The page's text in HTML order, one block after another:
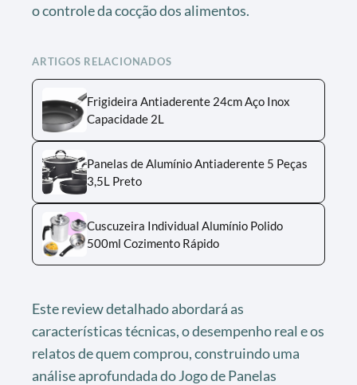
o controle da cocção dos alimentos.
ARTIGOS RELACIONADOS
Frigideira Antiaderente 24cm Aço Inox
Capacidade 2L
Panelas de Alumínio Antiaderente 5 Peças
3,5L Preto
Cuscuzeira Individual Alumínio Polido
500ml Cozimento Rápido
Este review detalhado abordará as
características técnicas, o desempenho real e os
relatos de quem comprou, construindo uma
análise aprofundada do Jogo de Panelas